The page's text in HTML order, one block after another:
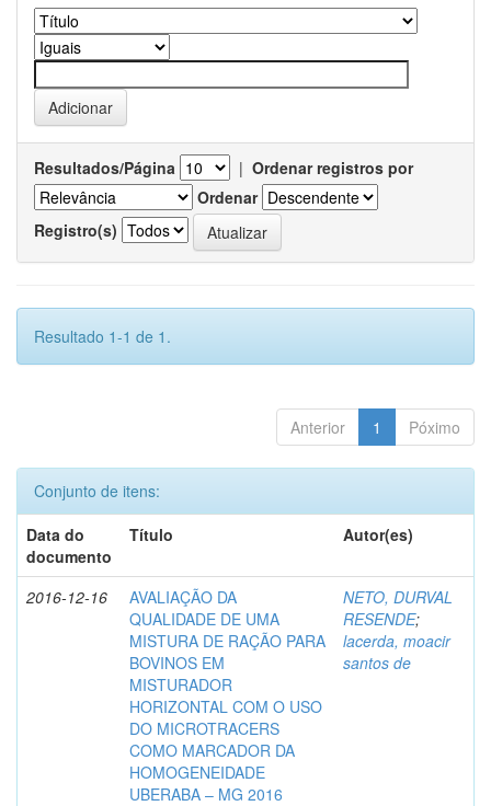
Resultados/Página | Ordenar registros por
Ordenar
Registro(s)
Resultado 1-1 de 1.
Anterior 1 Póximo
Conjunto de itens:
Data do
documento
Título Autor(es)
2016-12-16
AVALIAÇÃO DA
QUALIDADE DE UMA
MISTURA DE RAÇÃO PARA
BOVINOS EM
MISTURADOR
HORIZONTAL COM O USO
DO MICROTRACERS
COMO MARCADOR DA
HOMOGENEIDADE
UBERABA – MG 2016
NETO, DURVAL
RESENDE;
lacerda, moacir
santos de